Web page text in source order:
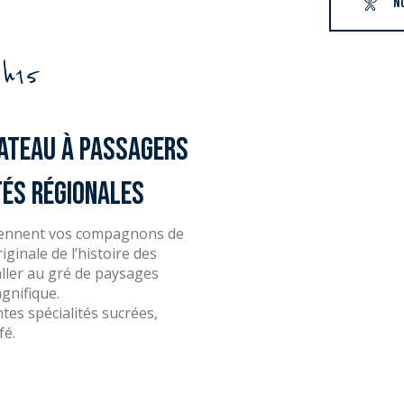
à passagers
régionales
vos compagnons de
de l’histoire des
au gré de paysages
spécialités sucrées,